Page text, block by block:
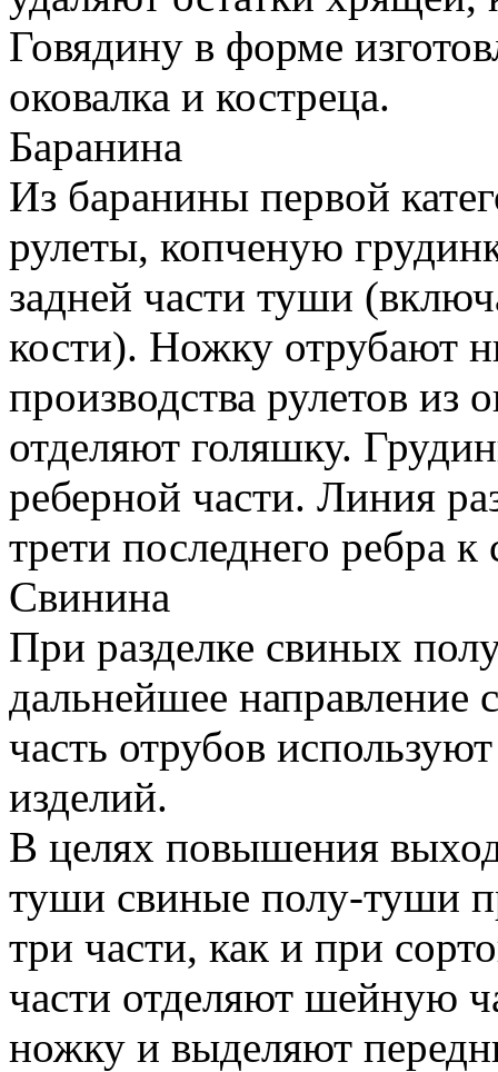
Говядину в форме
оковалка и костреца.
Баранина
Из баранины первой
рулеты, копченую
задней части туши
кости). Ножку отрубают
производства рулетов из
отделяют голяшку.
реберной части. Линия
трети последнего ребра к
Свинина
При разделке свиных
дальнейшее направление
часть отрубов
изделий.
В целях повышения
туши свиные полу-туши
три части, как и при
части отделяют шейную
ножку и выделяют